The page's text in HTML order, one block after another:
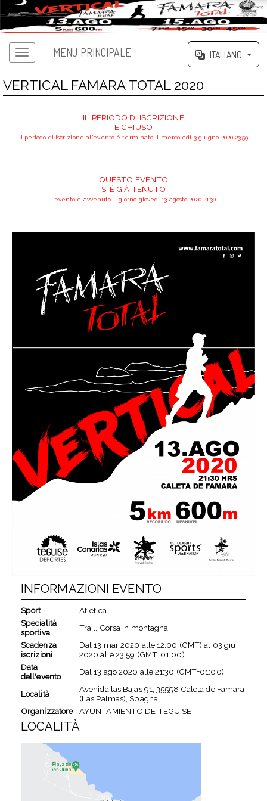
MENU PRINCIPALE ITALIANO
VERTICAL FAMARA TOTAL 2020
IL PERIODO DI ISCRIZIONE
È CHIUSO
Il periodo di iscrizione all’evento è terminato il mercoledì 3 giugno 2020 23:59
QUESTO EVENTO
SI È GIÀ TENUTO
L’evento è avvenuto il giorno giovedì 13 agosto 2020 21:30
INFORMAZIONI EVENTO
Sport
Atletica
Specialità
sportiva
Trail, Corsa in montagna
Scadenza
iscrizioni
Dal13 mar 2020 alle12:00 (GMT) al 03 giu
2020 alle23:59 (GMT+01:00)
Data
dell'evento
Dal13 ago 2020 alle21:30 (GMT+01:00)
Località
Avenida las Bajas 91, 35558 Caleta de Famara
(Las Palmas), Spagna
Organizzatore
AYUNTAMIENTO DE TEGUISE
LOCALITÀ